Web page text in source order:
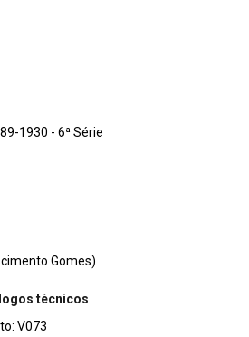
1930 - 6ª Série
Gomes)
técnicos
V073